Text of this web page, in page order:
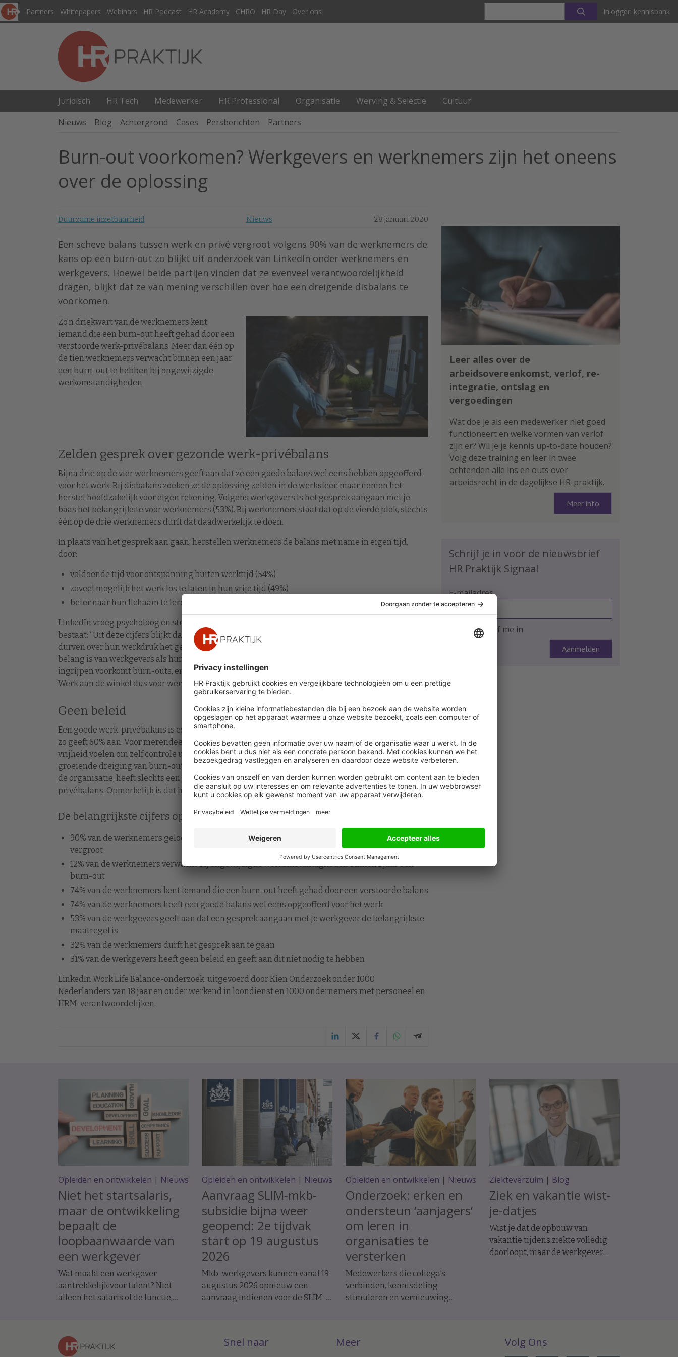
Partners Whitepapers Webinars HR Podcast HR Academy CHRO HR Day Over ons Inloggen kennisbank
Juridisch HR Tech Medewerker HR Professional Organisatie Werving & Selectie
Cultuur
Nieuws
Blog Achtergrond Cases Persberichten Partners
Burn-out voorkomen? Werkgevers en werknemers zijn het oneens
over de oplossing
Duurzame inzetbaarheid Nieuws 28 januari 2020
Een scheve balans tussen werk en privé vergroot volgens 90% van de werknemers de
kans op een burn-out zo blijkt uit onderzoek van LinkedIn onder werknemers en
werkgevers. Hoewel beide partijen vinden dat ze evenveel verantwoordelijkheid
dragen, blijkt dat ze van mening verschillen over hoe een dreigende disbalans te
voorkomen.
Zo’n driekwart van de werknemers kent
iemand die een burn-out heeft gehad door een
verstoorde werk-privébalans. Meer dan één op
de tien werknemers verwacht binnen een jaar
een burn-out te hebben bij ongewijzigde
werkomstandigheden.
Zelden gesprek over gezonde werk-privébalans
Bijna drie op de vier werknemers geeft aan dat ze een goede balans wel eens hebben opgeofferd
voor het werk. Bij disbalans zoeken ze de oplossing zelden in de werksfeer, maar nemen het
herstel hoofdzakelijk voor eigen rekening. Volgens werkgevers is het gesprek aangaan met je
baas het belangrijkste voor werknemers (53%). Bij werknemers staat dat op de vierde plek, slechts
één op de drie werknemers durft dat daadwerkelijk te doen.
In plaats van het gesprek aan gaan, herstellen werknemers de balans met name in eigen tijd,
door:
voldoende tijd voor ontspanning buiten werktijd (54%)
zoveel mogelijk het werk los te laten in hun vrije tijd (49%)
beter naar hun lichaam te leren luisteren (42%)
LinkedIn vroeg psycholoog en stressexpert Thijs Launspach waarom er een dergelijke barrière
bestaat: “Uit deze cijfers blijkt dat er nog steeds sprake is van een taboe: weinig werknemers
durven over hun werkdruk het gesprek aan te gaan met hun werkgever. Dit terwijl het juist in het
belang is van werkgevers als hun medewerkers gezond en gelukkig aan het werk kunnen. Op tijd
ingrijpen voorkomt burn-outs, en aan de bel trekken is een teken van zelfinzicht, niet van ‘zwakte’.
Werk aan de winkel dus voor werkgevers: de drempel hiervoor moet omlaag.”
Geen beleid
Een goede werk-privébalans is essentieel in het carrièrepad van de ondervraagde medewerkers,
zo geeft 60% aan. Voor merendeel van de ondervraagde werknemers (34%) betekent dit dat zij de
vrijheid voelen om zelf controle uit te oefenen op de indeling van werk en privé. Ondanks de
groeiende dreiging van burn-outs bij werknemers en de gevolgen voor zowel de professional als
de organisatie, heeft slechts een op de drie werkgevers een beleid ten aanzien van de werk-
privébalans. Opmerkelijk is dat hetzelfde aantal werkgevers aangeeft dat er geen beleid nodig is.
De belangrijkste cijfers op een rij
90% van de werknemers gelooft dat scheve werk-privébalans de kans op een burn-out
vergroot
12% van de werknemers verwacht bij ongewijzigde werkomstandigheden binnen 1 jaar een
burn-out
74% van de werknemers kent iemand die een burn-out heeft gehad door een verstoorde balans
74% van de werknemers heeft een goede balans wel eens opgeofferd voor het werk
53% van de werkgevers geeft aan dat een gesprek aangaan met je werkgever de belangrijkste
maatregel is
32% van de werknemers durft het gesprek aan te gaan
31% van de werkgevers heeft geen beleid en geeft aan dit niet nodig te hebben
LinkedIn Work Life Balance-onderzoek: uitgevoerd door Kien Onderzoek onder 1000
Nederlanders van 18 jaar en ouder werkend in loondienst en 1000 ondernemers met personeel en
HRM-verantwoordelijken.
Leer alles over de
arbeidsovereenkomst, verlof, re-
integratie, ontslag en
vergoedingen
Wat doe je als een medewerker niet goed
functioneert en welke vormen van verlof
zijn er? Wil je je kennis up-to-date houden?
Volg deze training en leer in twee
ochtenden alle ins en outs over
arbeidsrecht in de dagelijkse HR-praktijk.
Meer info
Schrijf je in voor de nieuwsbrief
HR Praktijk Signaal
E-mailadres
Ja, ik schrijf me in
Opleiden en ontwikkelen | Nieuws
Niet het startsalaris,
maar de ontwikkeling
bepaalt de
loopbaanwaarde van
een werkgever
Wat maakt een werkgever
aantrekkelijk voor talent? Niet
alleen het salaris of de functie,
werknemers laat zien dat de
Opleiden en ontwikkelen | Nieuws
Aanvraag SLIM-mkb-
subsidie bijna weer
geopend: 2e tijdvak
start op 19 augustus
2026
Mkb-werkgevers kunnen vanaf 19
augustus 2026 opnieuw een
aanvraag indienen voor de SLIM-
Werkgelegenheid leren en
Opleiden en ontwikkelen | Nieuws
Onderzoek: erken en
ondersteun ‘aanjagers’
om leren in
organisaties te
versterken
Medewerkers die collega's
verbinden, kennisdeling
stimuleren en vernieuwing
erkenning en ondersteuning die
Ziekteverzuim | Blog
Ziek en vakantie wist-
je-datjes
Wist je dat de opbouw van
vakantie tijdens ziekte volledig
doorloopt, maar de werkgever
geen vakantie hoeft op te nemen;
als een werknemer tijdens ziekte
Snel naar Meer Volg Ons